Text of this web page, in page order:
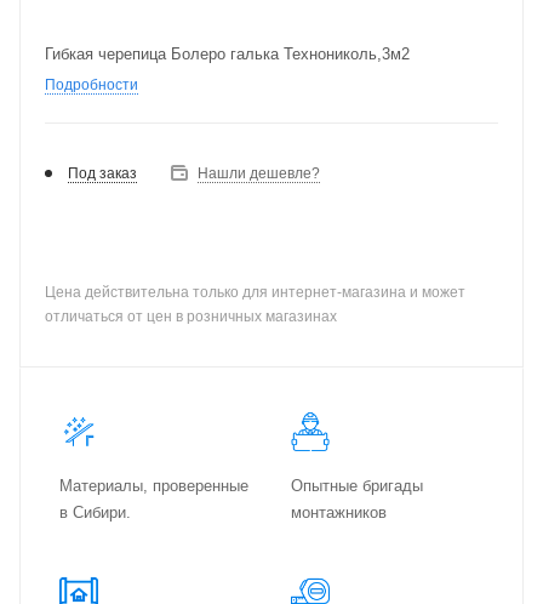
Гибкая черепица Болеро галька Технониколь,3м2
Подробности
Под заказ Нашли дешевле?
Цена действительна только для интернет-магазина и может
отличаться от цен в розничных магазинах
Материалы, проверенные
в Сибири.
Опытные бригады
монтажников